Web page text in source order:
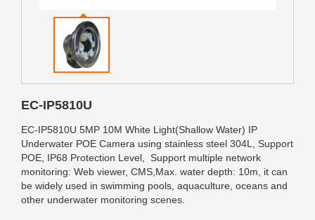
EC-IP5810U
EC-IP5810U 5MP 10M White Light(Shallow Water) IP
Underwater POE Camera using stainless steel 304L, Support
POE, IP68 Protection Level, Support multiple network
monitoring: Web viewer, CMS,Max. water depth: 10m, it can
be widely used in swimming pools, aquaculture, oceans and
other underwater monitoring scenes.